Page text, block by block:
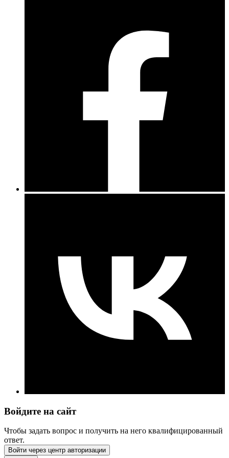
Войдите на сайт
Чтобы задать вопрос и получить на него квалифицированный
ответ.
Войти через центр авторизации